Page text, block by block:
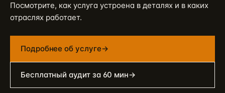
Посмотрите, как услуга устроена в деталях и в каких
отраслях работает.
Подробнее об услуге→
Бесплатный аудит за 60 мин→